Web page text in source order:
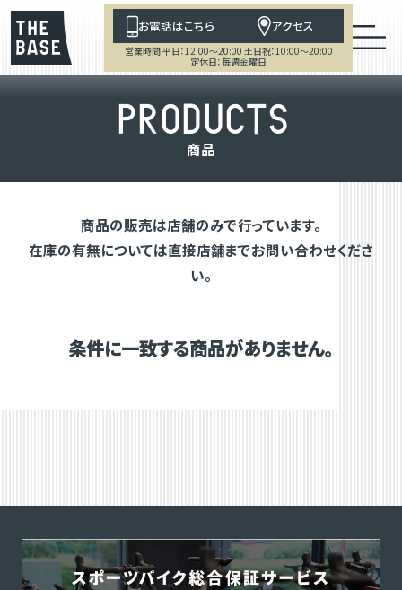
お電話はこちら アクセス
営業時間 平日：12:00～20:00 土日祝：10:00～20:00
定休日：毎週金曜日
PRODUCTS
商品
商品の販売は店舗のみで行っています。
在庫の有無については直接店舗までお問い合わせくださ
い。
条件に一致する商品がありません。